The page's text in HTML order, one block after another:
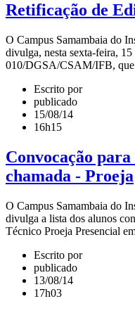
Retificação de
O Campus Samambaia do
divulga, nesta sexta-feira,
010/DGSA/CSAM/IFB, que
Escrito por
publicado
15/08/14
16h15
Convocação
chamada - Proeja
O Campus Samambaia do
divulga a lista dos alunos
Técnico Proeja Presencial
Escrito por
publicado
13/08/14
17h03